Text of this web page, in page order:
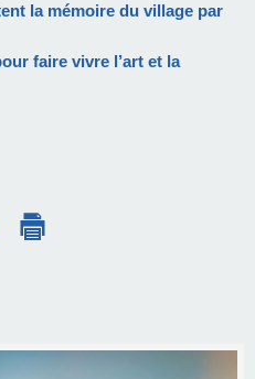
la mémoire du village par
faire vivre l’art et la